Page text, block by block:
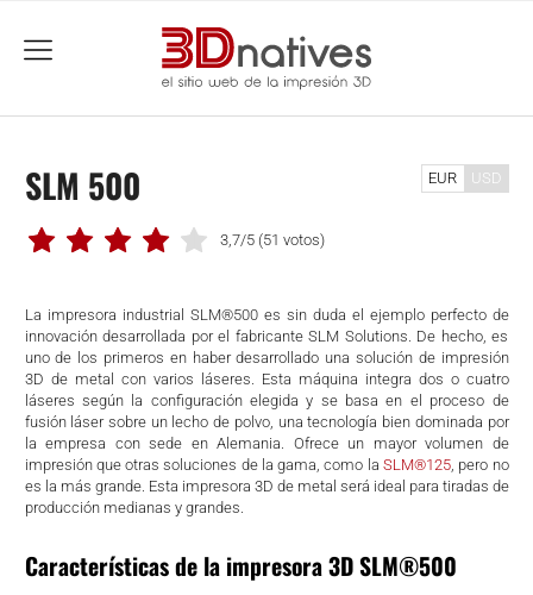
menu
SLM 500
3,7/5 (51 votos)
La impresora industrial SLM®500 es sin duda el ejemplo perfecto de
innovación desarrollada por el fabricante SLM Solutions. De hecho, es
uno de los primeros en haber desarrollado una solución de impresión
3D de metal con varios láseres. Esta máquina integra dos o cuatro
láseres según la configuración elegida y se basa en el proceso de
fusión láser sobre un lecho de polvo, una tecnología bien dominada por
la empresa con sede en Alemania. Ofrece un mayor volumen de
impresión que otras soluciones de la gama, como la SLM®125, pero no
es la más grande. Esta impresora 3D de metal será ideal para tiradas de
producción medianas y grandes.
Características de la impresora 3D SLM®500
EUR USD